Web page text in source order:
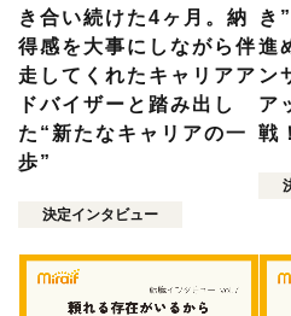
き合い続けた4ヶ月。納
得感を大事にしながら伴
走してくれたキャリアア
ドバイザーと踏み出し
た“新たなキャリアの一
歩”
決定インタビュー
き
進
ン
ア
戦！